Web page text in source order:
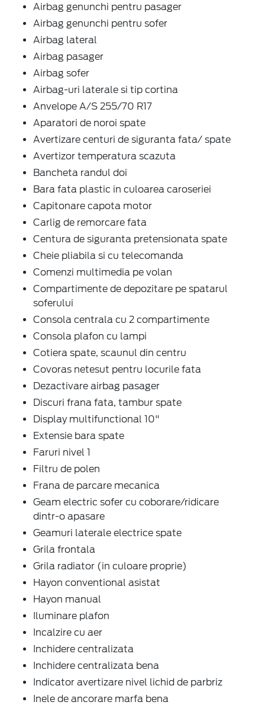
Airbag genunchi pentru pasager
Airbag genunchi pentru sofer
Airbag lateral
Airbag pasager
Airbag sofer
Airbag-uri laterale si tip cortina
Anvelope A/S 255/70 R17
Aparatori de noroi spate
Avertizare centuri de siguranta fata/ spate
Avertizor temperatura scazuta
Bancheta randul doi
Bara fata plastic in culoarea caroseriei
Capitonare capota motor
Carlig de remorcare fata
Centura de siguranta pretensionata spate
Cheie pliabila si cu telecomanda
Comenzi multimedia pe volan
Compartimente de depozitare pe spatarul
soferului
Consola centrala cu 2 compartimente
Consola plafon cu lampi
Cotiera spate, scaunul din centru
Covoras netesut pentru locurile fata
Dezactivare airbag pasager
Discuri frana fata, tambur spate
Display multifunctional 10"
Extensie bara spate
Faruri nivel 1
Filtru de polen
Frana de parcare mecanica
Geam electric sofer cu coborare/ridicare
dintr-o apasare
Geamuri laterale electrice spate
Grila frontala
Grila radiator (in culoare proprie)
Hayon conventional asistat
Hayon manual
Iluminare plafon
Incalzire cu aer
Inchidere centralizata
Inchidere centralizata bena
Indicator avertizare nivel lichid de parbriz
Inele de ancorare marfa bena